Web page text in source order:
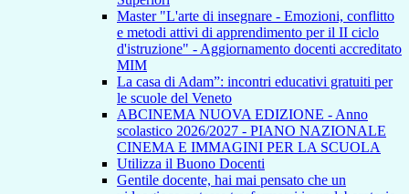
Master "L'arte di insegnare - Emozioni, conflitto
e metodi attivi di apprendimento per il II ciclo
d'istruzione" - Aggiornamento docenti accreditato
MIM
La casa di Adam”: incontri educativi gratuiti per
le scuole del Veneto
ABCINEMA NUOVA EDIZIONE - Anno
scolastico 2026/2027 - PIANO NAZIONALE
CINEMA E IMMAGINI PER LA SCUOLA
Utilizza il Buono Docenti
Gentile docente, hai mai pensato che un